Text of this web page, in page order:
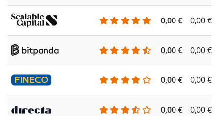
0,00 € 0,00 €
0,00 € 0,00 €
0,00 € 0,00 €
0,00 € 0,00 €